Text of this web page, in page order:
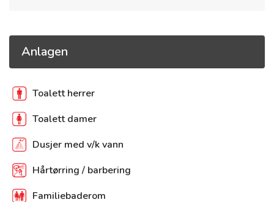
Anlagen
Toalett herrer
Toalett damer
Dusjer med v/k vann
Hårtørring / barbering
Familiebaderom